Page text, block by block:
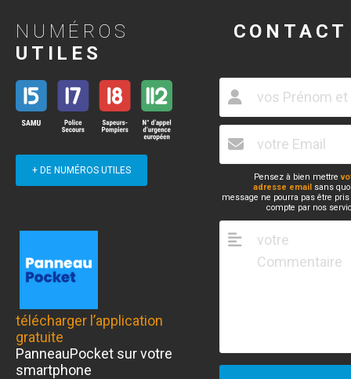
NUMÉROS
UTILES
+ DE NUMÉROS UTILES
télécharger l’application
gratuite
PanneauPocket sur votre
smartphone
CONTACT
Pensez à bien mettre
adresse email sans
message ne pourra pas être
compte par nos